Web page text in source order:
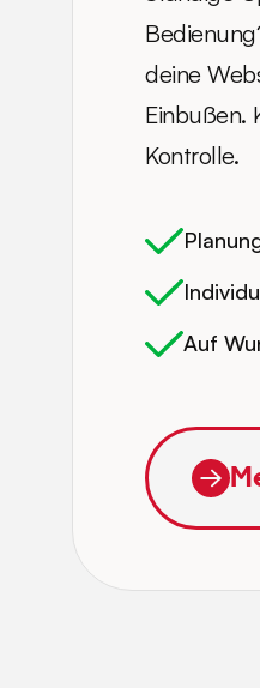
deine
Einbußen.
Kontrolle.
Auf